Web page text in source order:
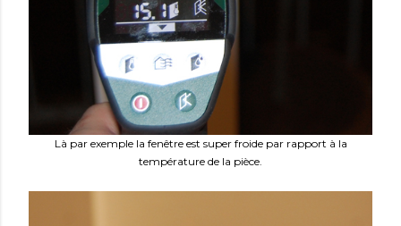
Là par exemple la fenêtre est super froide par rapport à la
température de la pièce.